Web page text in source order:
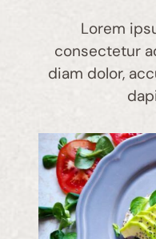
Lorem
consectetur
diam dolor,